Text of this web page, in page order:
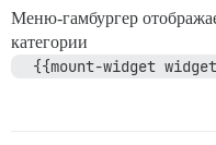
Меню-гамбургер
категории
{{mount-widget